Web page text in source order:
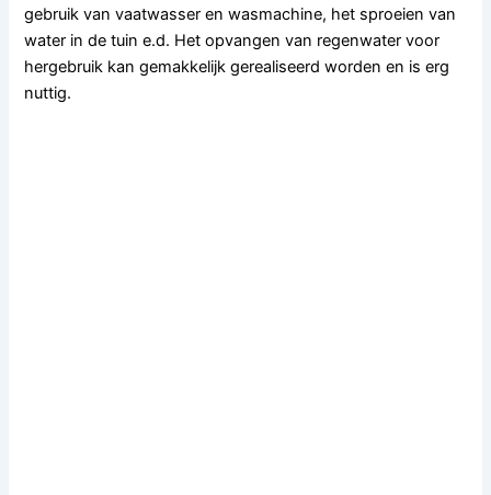
gebruik van vaatwasser en wasmachine, het sproeien van
water in de tuin e.d. Het opvangen van regenwater voor
hergebruik kan gemakkelijk gerealiseerd worden en is erg
nuttig.